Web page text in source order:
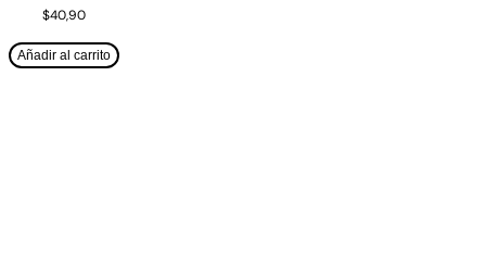
$40,90
Añadir al carrito